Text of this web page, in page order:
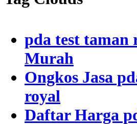
pda test taman
Murah
Ongkos Jasa
royal
Daftar Harga